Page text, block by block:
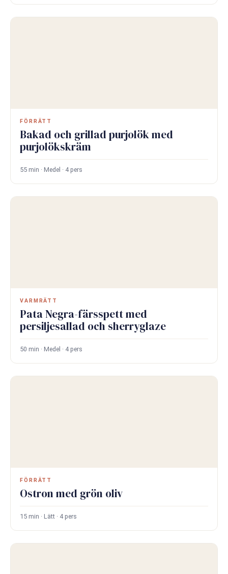
FÖRRÄTT
Bakad och grillad purjolök med
purjolökskräm
55 min · Medel · 4 pers
VARMRÄTT
Pata Negra-färsspett med
persiljesallad och sherryglaze
50 min · Medel · 4 pers
FÖRRÄTT
Ostron med grön oliv
15 min · Lätt · 4 pers